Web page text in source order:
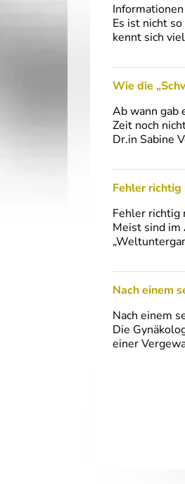
Es ist nicht
kennt sich
Wie die
Ab wann gab
Zeit noch
Dr.in Sabine
Fehler
Fehler richtig
Meist sind im
Nach einem
Nach einem
Die
einer